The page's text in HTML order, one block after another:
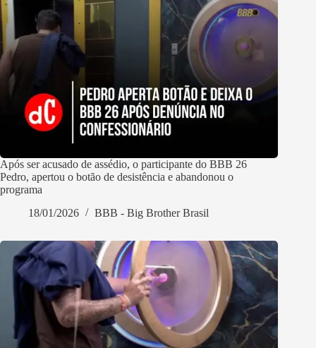
Após ser acusado de assédio, o participante do BBB 26
Pedro, apertou o botão de desistência e abandonou o
programa
18/01/2026
BBB - Big Brother Brasil